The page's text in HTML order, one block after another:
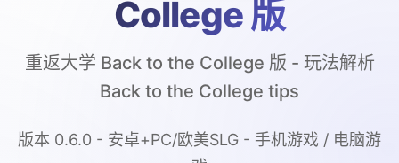
College 版
重返大学 Back to the College 版 - 玩法解析
Back to the College tips
版本 0.6.0 - 安卓+PC/欧美SLG - 手机游戏 / 电脑游